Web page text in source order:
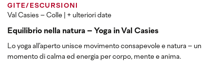
GITE/ESCURSIONI
Val Casies – Colle | + ulteriori date
Equilibrio nella natura – Yoga in Val Casies
Lo yoga all’aperto unisce movimento consapevole e natura – un
momento di calma ed energia per corpo, mente e anima.